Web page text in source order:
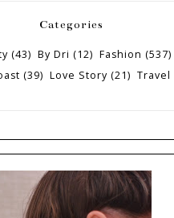
Categories
(43) By Dri (12) Fashion (537)
(39) Love Story (21) Travel